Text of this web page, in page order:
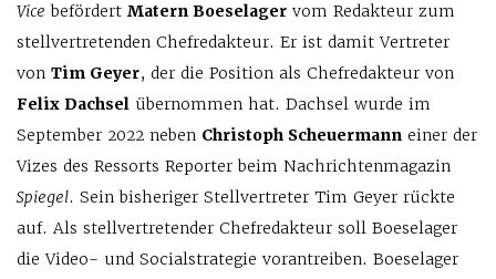
Vice befördert Matern Boeselager vom Redakteur zum
stellvertretenden Chefredakteur. Er ist damit Vertreter
von Tim Geyer, der die Position als Chefredakteur von
Felix Dachsel übernommen hat. Dachsel wurde im
September 2022 neben Christoph Scheuermann einer der
Vizes des Ressorts Reporter beim Nachrichtenmagazin
Spiegel. Sein bisheriger Stellvertreter Tim Geyer rückte
auf. Als stellvertretender Chefredakteur soll Boeselager
die Video- und Socialstrategie vorantreiben. Boeselager